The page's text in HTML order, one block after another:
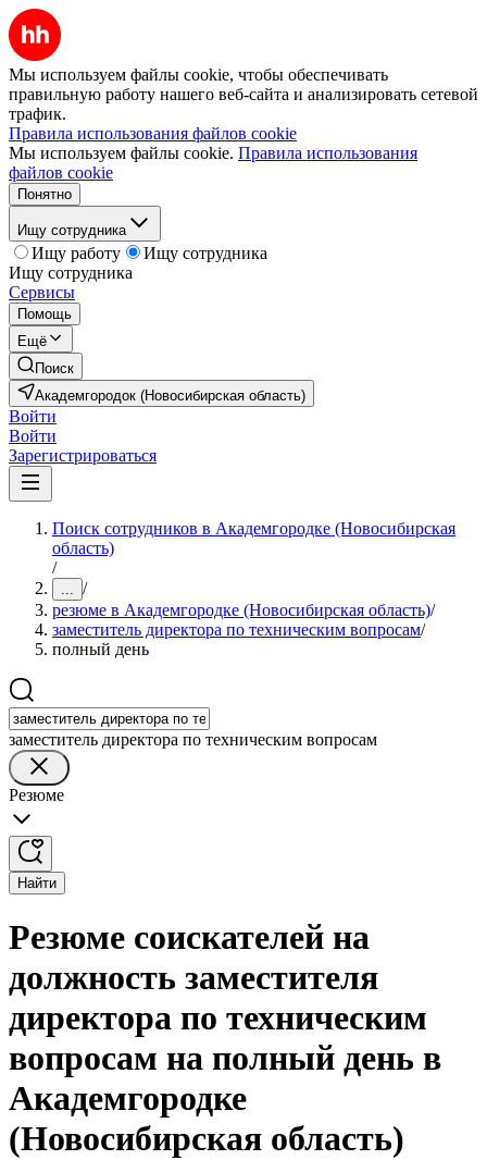
Мы используем файлы cookie, чтобы обеспечивать
правильную работу нашего веб-сайта и анализировать сетевой
трафик.
Правила использования файлов cookie
Мы используем файлы cookie. Правила использования
файлов cookie
Понятно
Ищу сотрудника
Ищу работу
Ищу сотрудника
Ищу сотрудника
Сервисы
Помощь
Ещё
Поиск
Академгородок (Новосибирская область)
Войти
Войти
Зарегистрироваться
Поиск сотрудников в Академгородке (Новосибирская
область)
/
... /
резюме в Академгородке (Новосибирская область)/
заместитель директора по техническим вопросам/
полный день
заместитель директора по техническим вопросам
Резюме
Найти
Резюме соискателей на
должность заместителя
директора по техническим
вопросам на полный день в
Академгородке
(Новосибирская область)